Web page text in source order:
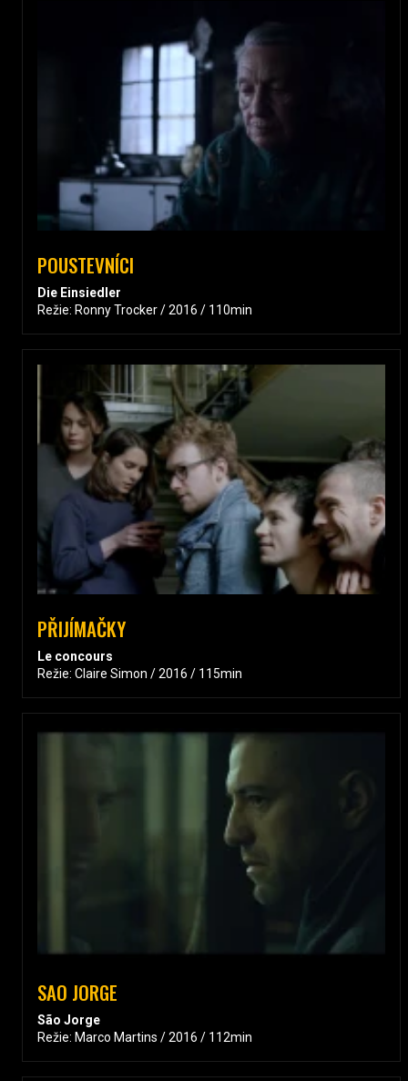
POUSTEVNÍCI
Die Einsiedler
Režie: Ronny Trocker / 2016 / 110min
PŘIJÍMAČKY
Le concours
Režie: Claire Simon / 2016 / 115min
SAO JORGE
São Jorge
Režie: Marco Martins / 2016 / 112min